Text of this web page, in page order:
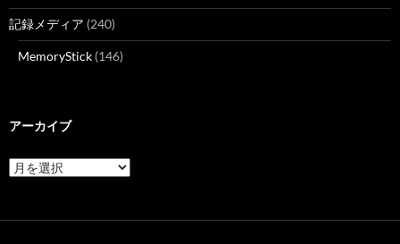
記録メディア (240)
MemoryStick (146)
アーカイブ
ア
ー